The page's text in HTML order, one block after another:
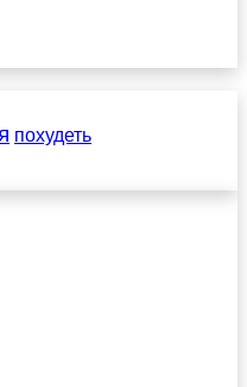
похудеть